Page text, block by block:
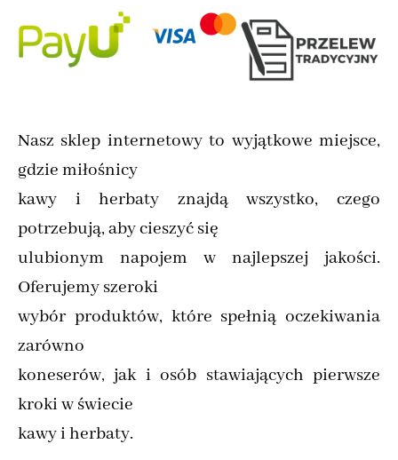
Nasz sklep internetowy to wyjątkowe miejsce,
gdzie miłośnicy
kawy i herbaty znajdą wszystko, czego
potrzebują, aby cieszyć się
ulubionym napojem w najlepszej jakości.
Oferujemy szeroki
wybór produktów, które spełnią oczekiwania
zarówno
koneserów, jak i osób stawiających pierwsze
kroki w świecie
kawy i herbaty.